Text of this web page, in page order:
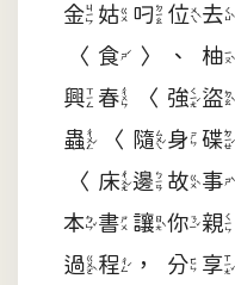
金姑叼位
〈食〉、
興春〈強
蟲〈隨身
〈床邊故
本書讓你
過程，分